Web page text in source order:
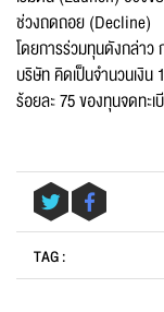
ช่วงถดถอย (Decline)
โดยการร่วมทุนดังกล่าว
บริษัท คิดเป็นจำนวนเงิน
ร้อยละ 75 ของทุนจดทะ
TAG :
Message*